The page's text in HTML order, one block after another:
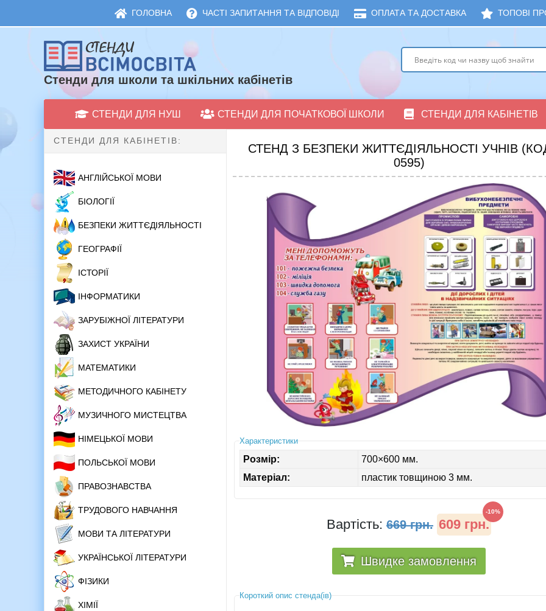
ГОЛОВНА ЧАСТІ ЗАПИТАННЯ ТА ВІДПОВІДІ ОПЛАТА ТА ДОСТАВКА ТОПОВІ
Стенди для школи та шкільних кабінетів
СТЕНДИ ДЛЯ НУШ СТЕНДИ ДЛЯ ПОЧАТКОВОЇ ШКОЛИ СТЕНДИ ДЛЯ КАБІНЕТІВ
СТЕНДИ ДЛЯ КАБІНЕТІВ:
АНГЛІЙСЬКОЇ МОВИ
БІОЛОГІЇ
БЕЗПЕКИ ЖИТТЄДІЯЛЬНОСТІ
ГЕОГРАФІЇ
ІСТОРІЇ
ІНФОРМАТИКИ
ЗАРУБІЖНОЇ ЛІТЕРАТУРИ
ЗАХИСТ УКРАЇНИ
МАТЕМАТИКИ
МЕТОДИЧНОГО КАБІНЕТУ
МУЗИЧНОГО МИСТЕЦТВА
НІМЕЦЬКОЇ МОВИ
ПОЛЬСЬКОЇ МОВИ
ПРАВОЗНАВСТВА
ТРУДОВОГО НАВЧАННЯ
МОВИ ТА ЛІТЕРАТУРИ
УКРАЇНСЬКОЇ ЛІТЕРАТУРИ
ФІЗИКИ
ХІМІЇ
СТЕНД З БЕЗПЕКИ ЖИТТЄДІЯЛЬНОСТІ УЧНІВ
0595)
Характеристики
Розмір:
700×600 мм.
Матеріал:
пластик товщиною 3 мм.
Вартість: 669 грн. 609 грн.
-10%
Швидке замовлення
Короткий опис стенда(ів)